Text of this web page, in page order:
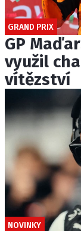
GRAND PRIX
GP
využil
vítězství
NOVINKY